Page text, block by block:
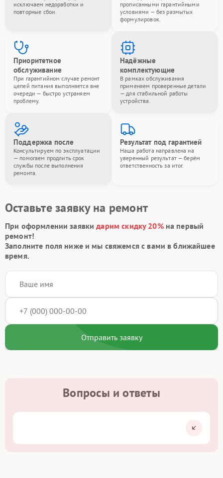
исключаем недоработки и
повторные сбои.
прописанными гарантийными
условиями — без размытых
формулировок.
Приоритетное
обслуживание
При гарантийном случае ремонт
цепей питания выполняется вне
очереди — быстро устраняем
проблему.
Надёжные
комплектующие
В рамках обслуживания
применяем проверенные детали
— для стабильной работы
устройства.
Поддержка после
Консультируем по эксплуатации
— помогаем продлить срок
службы после выполнения
ремонта.
Результат под гарантией
Наша работа направлена на
уверенный результат — берём
ответственность за итог.
Оставьте заявку на ремонт
При оформлении заявкидарим скидку 20%на первый
ремонт!
Заполните поля ниже и мы свяжемся с вами в ближайшее
время.
Отправить заявку
Вопросы и ответы